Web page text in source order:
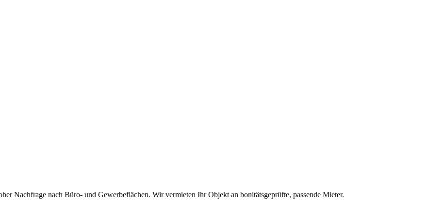
Nachfrage nach Büro- und Gewerbeflächen. Wir vermieten Ihr Objekt an bonitätsgeprüfte, passende Mieter.